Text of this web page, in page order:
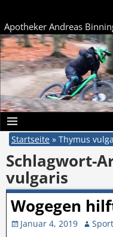
Apotheker Andreas
Startseite » Thymus
Schlagwort-
vulgaris
Wogegen
Januar 4, 2019